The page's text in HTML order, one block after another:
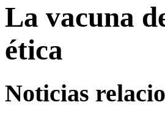
La vacuna
ética
Noticias